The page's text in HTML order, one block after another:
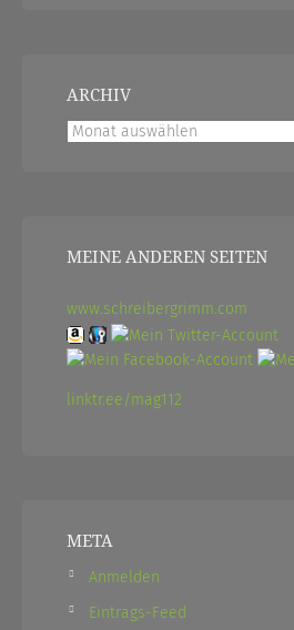
ARCHIV
Archiv
MEINE ANDEREN SEITEN
www.schreibergrimm.com
linktr.ee/mag112
META
Anmelden
Eintrags-Feed